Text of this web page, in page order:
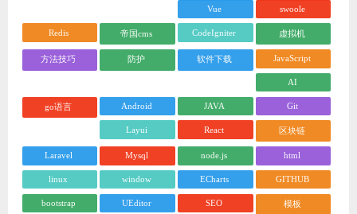
Vue swoole
Redis 帝国cms CodeIgniter 虚拟机
方法技巧 防护 软件下载 JavaScript
AI
go语言 Android JAVA Git
Layui React 区块链
Laravel Mysql node.js html
linux window ECharts GITHUB
bootstrap UEditor SEO 模板